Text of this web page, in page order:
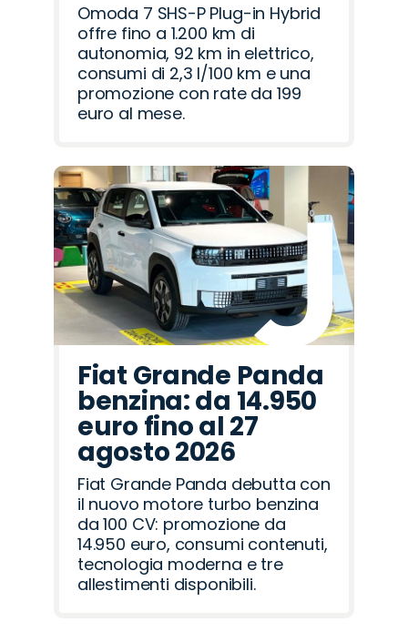
Omoda 7 SHS-P Plug-in Hybrid
offre fino a 1.200 km di
autonomia, 92 km in elettrico,
consumi di 2,3 l/100 km e una
promozione con rate da 199
euro al mese.
Fiat Grande Panda
benzina: da 14.950
euro fino al 27
agosto 2026
Fiat Grande Panda debutta con
il nuovo motore turbo benzina
da 100 CV: promozione da
14.950 euro, consumi contenuti,
tecnologia moderna e tre
allestimenti disponibili.